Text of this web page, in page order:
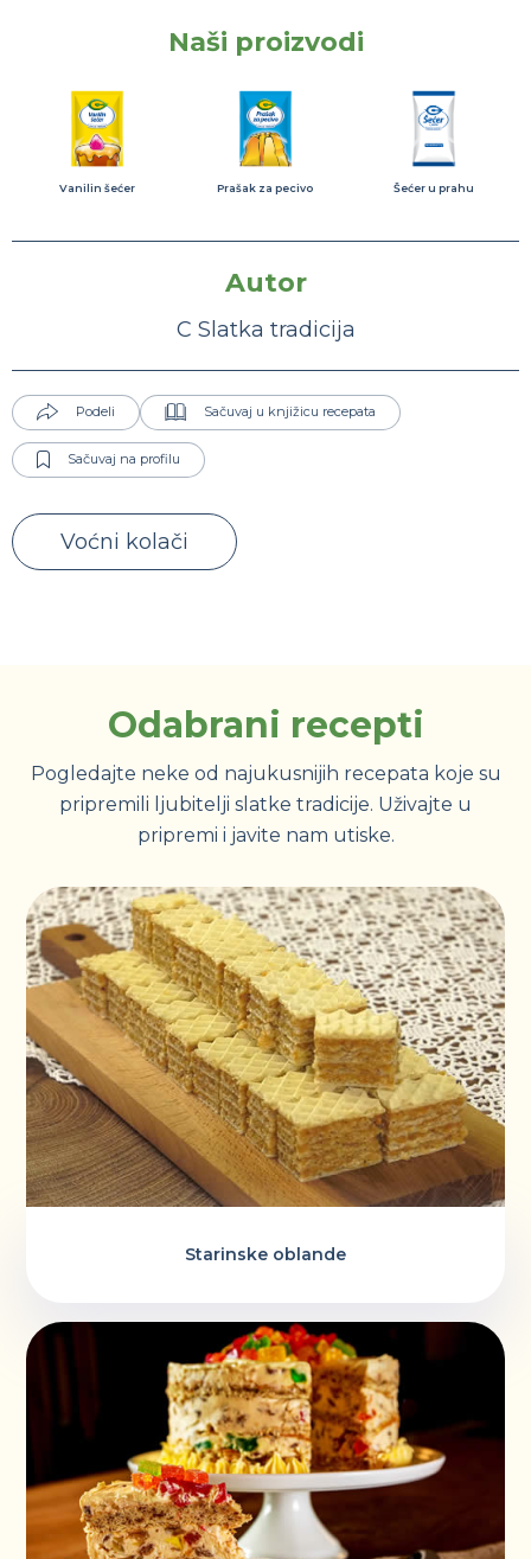
Naši proizvodi
Vanilin šećer Prašak za pecivo Šećer u prahu
Autor
C Slatka tradicija
Podeli Sačuvaj u knjižicu recepata
Sačuvaj na profilu
Voćni kolači
Odabrani recepti
Pogledajte neke od najukusnijih recepata koje su
pripremili ljubitelji slatke tradicije. Uživajte u
pripremi i javite nam utiske.
Starinske oblande